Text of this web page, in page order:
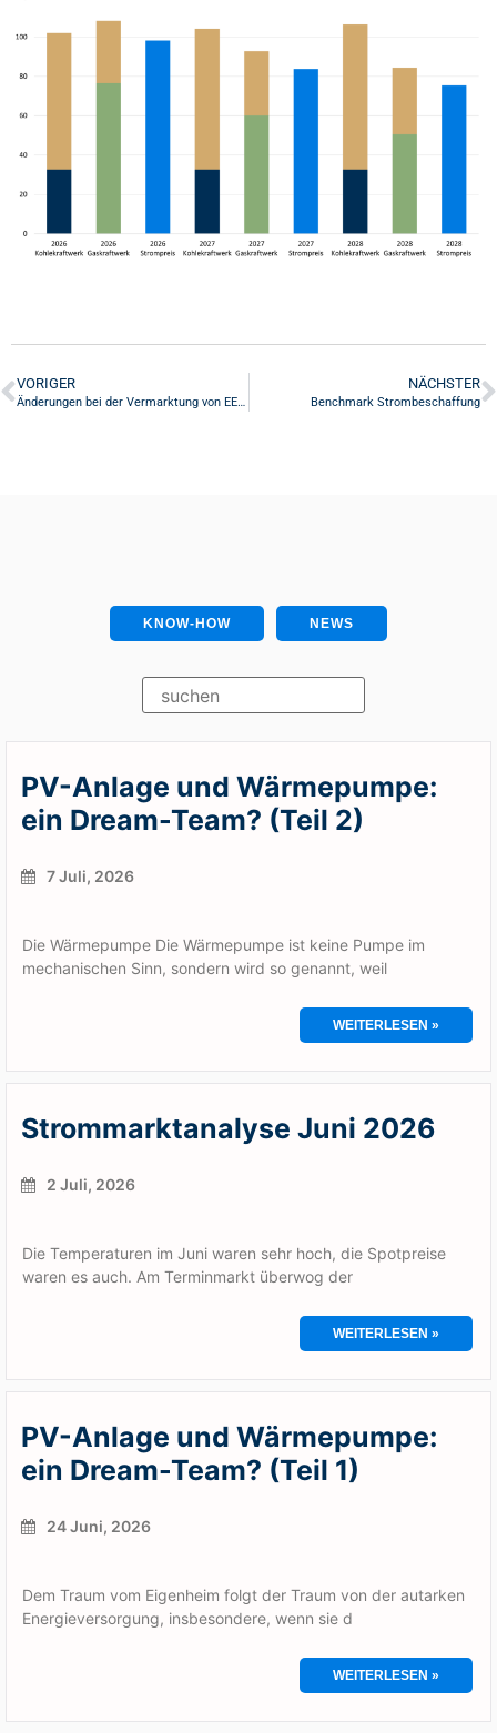
VORIGER
Änderungen bei der Vermarktung von EEG-Strom
NÄCHSTER
Benchmark Strombeschaffung
KNOW-HOW NEWS
PV-Anlage und Wärmepumpe:
ein Dream-Team? (Teil 2)
7 Juli, 2026
Die Wärmepumpe Die Wärmepumpe ist keine Pumpe im
mechanischen Sinn, sondern wird so genannt, weil
WEITERLESEN »
Strommarktanalyse Juni 2026
2 Juli, 2026
Die Temperaturen im Juni waren sehr hoch, die Spotpreise
waren es auch. Am Terminmarkt überwog der
WEITERLESEN »
PV-Anlage und Wärmepumpe:
ein Dream-Team? (Teil 1)
24 Juni, 2026
Dem Traum vom Eigenheim folgt der Traum von der autarken
Energieversorgung, insbesondere, wenn sie d
WEITERLESEN »